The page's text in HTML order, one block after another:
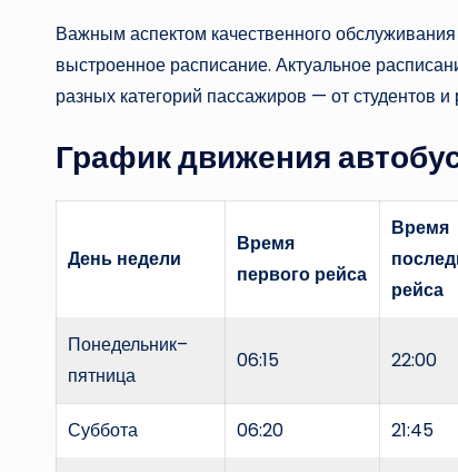
Важным аспектом качественного
выстроенное расписание. Актуальное
разных категорий пассажиров — от студентов
График движения
День недели
Время
первого рейса
Время
рейса
Понедельник–
пятница
06:15 22:00
Суббота 06:20 21:45